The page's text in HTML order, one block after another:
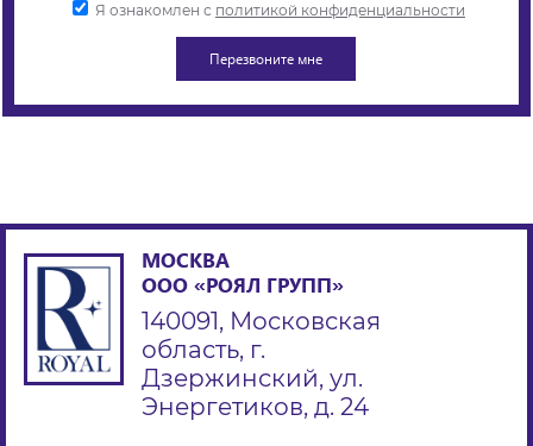
Я ознакомлен с политикой конфиденциальности
МОСКВА
ООО «РОЯЛ ГРУПП»
140091, Московская
область, г.
Дзержинский, ул.
Энергетиков, д. 24